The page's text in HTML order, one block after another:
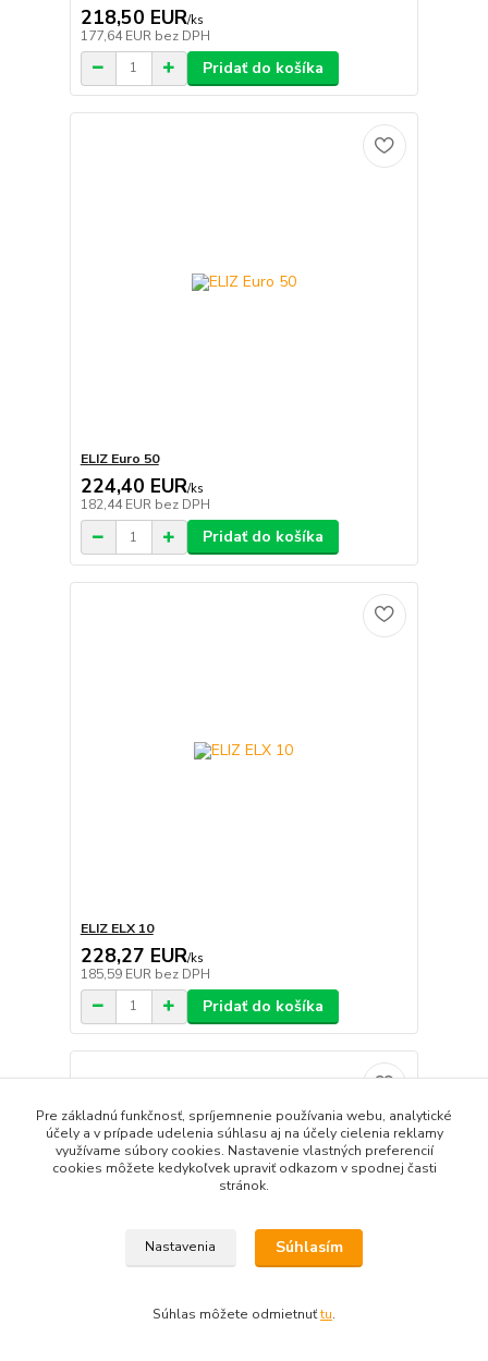
218,50 EUR/ks
177,64 EUR bez DPH
Pridať do košíka
ELIZ Euro 50
224,40 EUR/ks
182,44 EUR bez DPH
Pridať do košíka
ELIZ ELX 10
228,27 EUR/ks
185,59 EUR bez DPH
Pridať do košíka
Pre základnú funkčnosť, spríjemnenie používania webu, analytické
účely a v prípade udelenia súhlasu aj na účely cielenia reklamy
využívame súbory cookies. Nastavenie vlastných preferencií
cookies môžete kedykoľvek upraviť odkazom v spodnej časti
stránok.
Nastavenia Súhlasím
Súhlas môžete odmietnuťtu.